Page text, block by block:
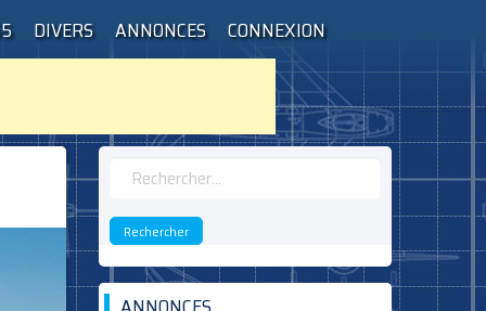
DIVERS ANNONCES CONNEXION
Rechercher :